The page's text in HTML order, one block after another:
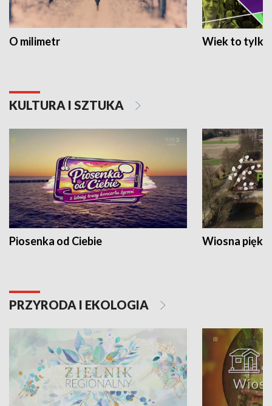
O milimetr Wiek to tylko
KULTURA I SZTUKA
Piosenka od Ciebie Wiosna
PRZYRODA I EKOLOGIA